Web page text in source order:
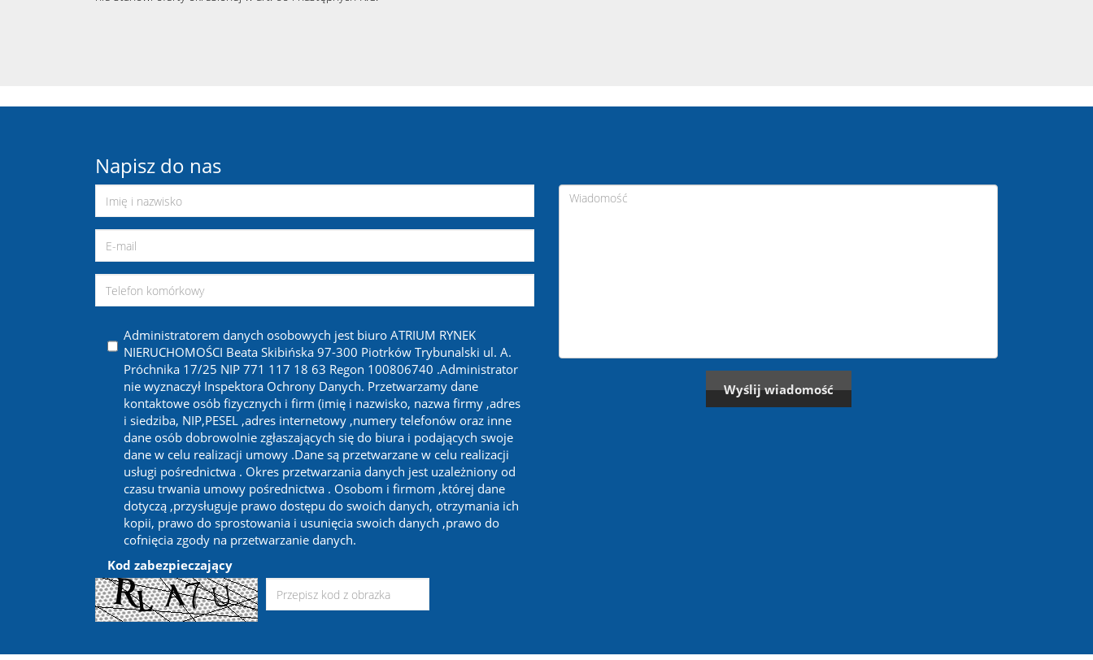
Napisz do nas
Administratorem danych osobowych jest biuro ATRIUM RYNEK
NIERUCHOMOŚCI Beata Skibińska 97-300 Piotrków Trybunalski ul. A.
Próchnika 17/25 NIP 771 117 18 63 Regon 100806740 .Administrator
nie wyznaczył Inspektora Ochrony Danych. Przetwarzamy dane
kontaktowe osób fizycznych i firm (imię i nazwisko, nazwa firmy ,adres
i siedziba, NIP,PESEL ,adres internetowy ,numery telefonów oraz inne
dane osób dobrowolnie zgłaszających się do biura i podających swoje
dane w celu realizacji umowy .Dane są przetwarzane w celu realizacji
usługi pośrednictwa . Okres przetwarzania danych jest uzależniony od
czasu trwania umowy pośrednictwa . Osobom i firmom ,której dane
dotyczą ,przysługuje prawo dostępu do swoich danych, otrzymania ich
kopii, prawo do sprostowania i usunięcia swoich danych ,prawo do
cofnięcia zgody na przetwarzanie danych.
Kod zabezpieczający